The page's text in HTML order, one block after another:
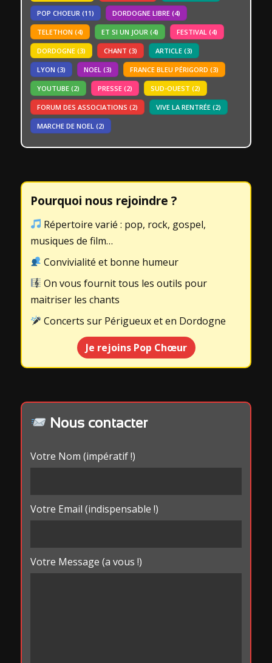
POP CHOEUR (11) DORDOGNE LIBRE (4)
TELETHON (4) ET SI UN JOUR (4) FESTIVAL (4)
DORDOGNE (3) CHANT (3) ARTICLE (3)
LYON (3) NOEL (3) FRANCE BLEU PÉRIGORD (3)
YOUTUBE (2) PRESSE (2) SUD-OUEST (2)
FORUM DES ASSOCIATIONS (2) VIVE LA RENTRÉE (2)
MARCHE DE NOEL (2)
Pourquoi nous rejoindre ?
Répertoire varié : pop, rock, gospel,
musiques de film…
Convivialité et bonne humeur
On vous fournit tous les outils pour
maitriser les chants
Concerts sur Périgueux et en Dordogne
Je rejoins Pop Chœur
Nous contacter
Votre Nom (impératif !)
Votre Email (indispensable !)
Votre Message (a vous !)